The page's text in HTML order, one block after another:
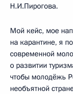
Н.И.Пирогова.
Мой кейс, мое
на карантине, я
современной
о развитии
чтобы молодёжь
необъятной